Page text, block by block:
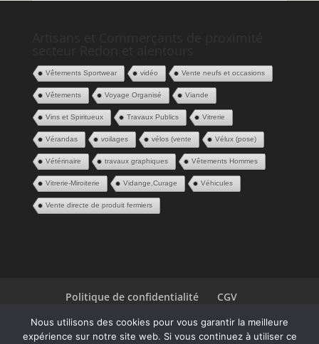
Vêtements Sportwear vidéo Vente neufs et occasions
Vêtements Voyage Organisé Viande
Vins et Spiritueux Travaux Publics Vitrerie
Vérandas voilages vélos (vente Vélux (pose)
Vétérinaire travaux graphiques Vêtements Hommes
Vitrerie-Miroiterie Vidange,Curage Véhicules
Vente directe de produit fermiers
Politique de confidentialité
CGV
Nous utilisons des cookies pour vous garantir la meilleure
expérience sur notre site web. Si vous continuez à utiliser ce